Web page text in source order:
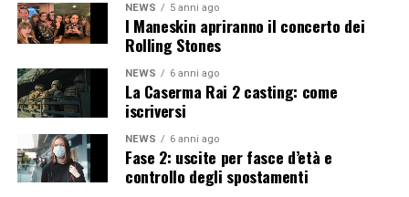
NEWS 5 anni ago
I Maneskin apriranno il concerto dei
Rolling Stones
NEWS 6 anni ago
La Caserma Rai 2 casting: come
iscriversi
NEWS 6 anni ago
Fase 2: uscite per fasce d’età e
controllo degli spostamenti